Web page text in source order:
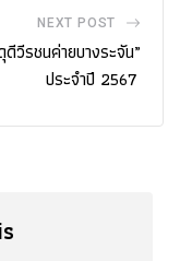
NEXT POST
วีรชนค่ายบางระจัน”
ประจำปี 2567